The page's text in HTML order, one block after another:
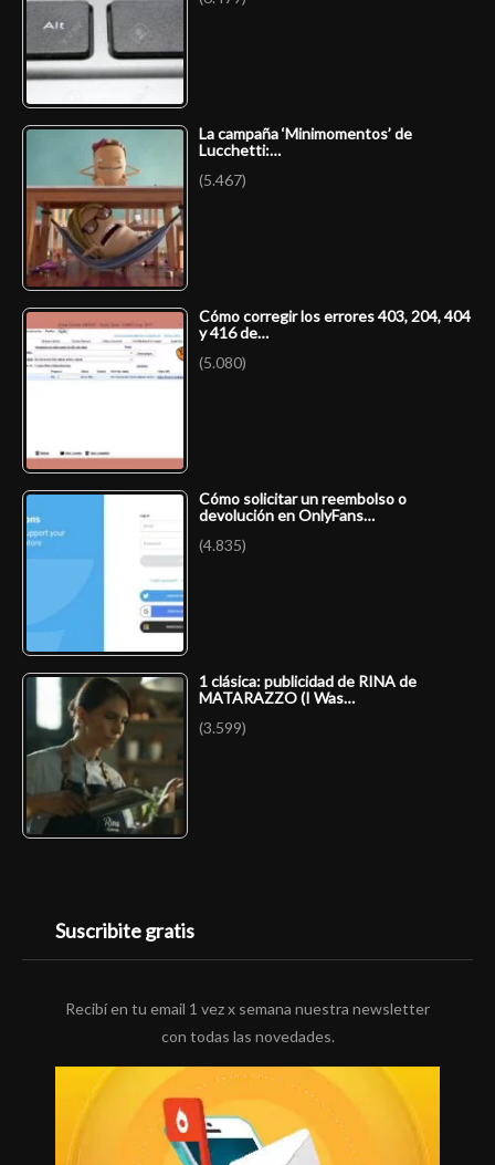
La campaña ‘Minimomentos’ de
Lucchetti:…
(5.467)
Cómo corregir los errores 403, 204, 404
y 416 de…
(5.080)
Cómo solicitar un reembolso o
devolución en OnlyFans…
(4.835)
1 clásica: publicidad de RINA de
MATARAZZO (I Was…
(3.599)
Suscribite gratis
Recibí en tu email 1 vez x semana nuestra newsletter
con todas las novedades.